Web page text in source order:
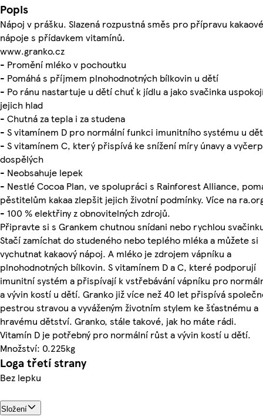
Popis
Nápoj v prášku. Slazená rozpustná směs pro přípravu
nápoje s přídavkem vitamínů.
www.granko.cz
- Promění mléko v pochoutku
- Pomáhá s příjmem plnohodnotných bílkovin u dětí
- Po ránu nastartuje u dětí chuť k jídlu a jako svačinka
jejich hlad
- Chutná za tepla i za studena
- S vitamínem D pro normální funkci imunitního systému u
- S vitamínem C, který přispívá ke snížení míry únavy a
dospělých
- Neobsahuje lepek
- Nestlé Cocoa Plan, ve spolupráci s Rainforest Alliance,
pěstitelům kakaa zlepšit jejich životní podmínky. Více na
- 100 % elektřiny z obnovitelných zdrojů.
Připravte si s Grankem chutnou snídani nebo rychlou
Stačí zamíchat do studeného nebo teplého mléka a můžete si
vychutnat kakaový nápoj. A mléko je zdrojem vápníku a
plnohodnotných bílkovin. S vitamínem D a C, které podporují
imunitní systém a přispívají k vstřebávání vápníku pro
a vývin kostí u dětí. Granko již více než 40 let přispívá
pestrou stravou a vyváženým životním stylem ke šťastnému a
hravému dětství. Granko, stále takové, jak ho máte rádi.
Vitamín D je potřebný pro normální růst a vývin kostí u dětí.
Množství: 0.225kg
Loga třetí strany
Bez lepku
Složení